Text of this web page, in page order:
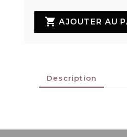
 AJOUTER AU
Description